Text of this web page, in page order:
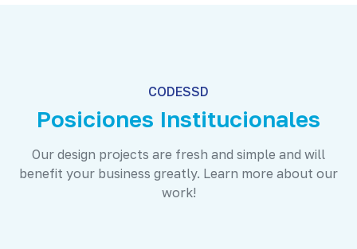
CODESSD
Posiciones Institucionales
Our design projects are fresh and simple and will
benefit your business greatly. Learn more about our
work!